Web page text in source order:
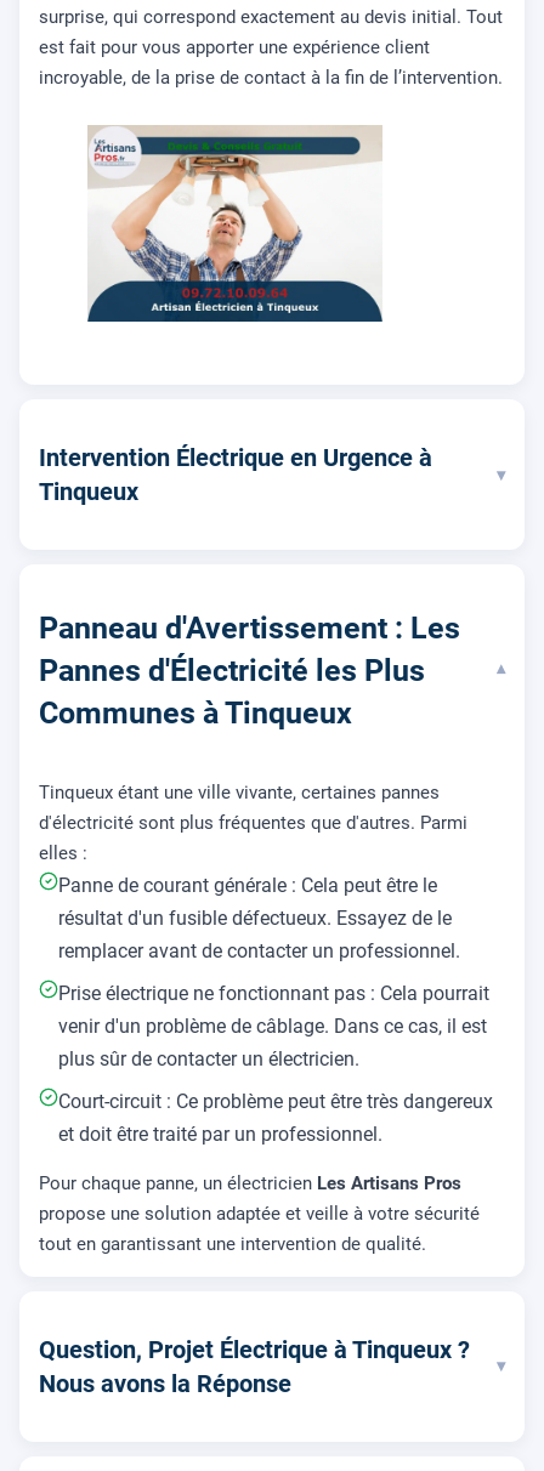
surprise, qui correspond exactement au devis initial. Tout
est fait pour vous apporter une expérience client
incroyable, de la prise de contact à la fin de l’intervention.
Intervention Électrique en Urgence à
Tinqueux
▾
Panneau d'Avertissement : Les
Pannes d'Électricité les Plus
Communes à Tinqueux
▾
Tinqueux étant une ville vivante, certaines pannes
d'électricité sont plus fréquentes que d'autres. Parmi
elles :
Panne de courant générale : Cela peut être le
résultat d'un fusible défectueux. Essayez de le
remplacer avant de contacter un professionnel.
Prise électrique ne fonctionnant pas : Cela pourrait
venir d'un problème de câblage. Dans ce cas, il est
plus sûr de contacter un électricien.
Court-circuit : Ce problème peut être très dangereux
et doit être traité par un professionnel.
Pour chaque panne, un électricien Les Artisans Pros
propose une solution adaptée et veille à votre sécurité
tout en garantissant une intervention de qualité.
Question, Projet Électrique à Tinqueux ?
Nous avons la Réponse
▾